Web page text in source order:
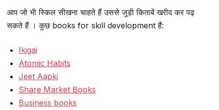
आप जो भी स्किल सीखना चाहते हैं उससे जुड़ी किताबें खरीद कर पढ़
सकते हैं । कुछ books for skill development हैं:
Ikigai
Atomic Habits
Jeet Aapki
Share Market Books
Business books